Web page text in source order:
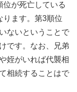
位が死亡している
ります。第3順位
ないということで
です。なお、兄弟
姪がいれば代襲相
相続することはで